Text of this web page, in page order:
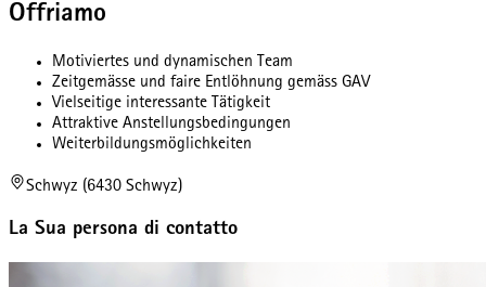
Offriamo
Motiviertes und dynamischen Team
Zeitgemässe und faire Entlöhnung gemäss GAV
Vielseitige interessante Tätigkeit
Attraktive Anstellungsbedingungen
Weiterbildungsmöglichkeiten
Schwyz (6430 Schwyz)
La Sua persona di contatto